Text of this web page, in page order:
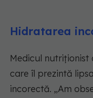
Hidratarea
Medicul
care îl prezintă
incorectă. „Am